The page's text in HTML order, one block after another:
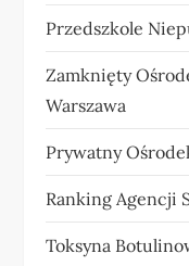
Przedszkole
Zamknięty
Warszawa
Prywatny
Ranking Agencji
Toksyna